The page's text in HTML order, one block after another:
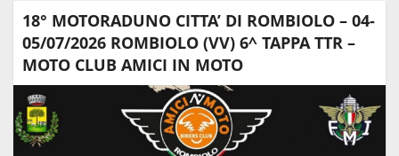
18° MOTORADUNO CITTA’ DI ROMBIOLO – 04-
05/07/2026 ROMBIOLO (VV) 6^ TAPPA TTR –
MOTO CLUB AMICI IN MOTO